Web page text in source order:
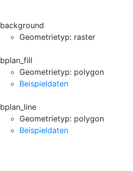
background
Geometrietyp: raster
bplan_fill
Geometrietyp: polygon
Beispieldaten
bplan_line
Geometrietyp: polygon
Beispieldaten